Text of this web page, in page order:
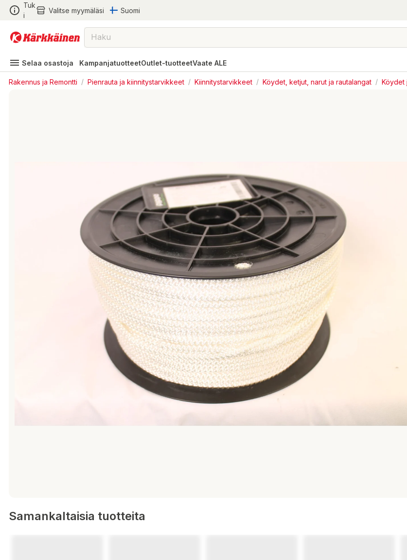
Tuk
i
Valitse myymäläsi Suomi
Selaa osastoja KampanjatuotteetOutlet-tuotteetVaate ALE
Rakennus ja Remontti / Pienrauta ja kiinnitystarvikkeet / Kiinnitystarvikkeet / Köydet, ketjut, narut ja rautalangat / Köydet
Samankaltaisia tuotteita